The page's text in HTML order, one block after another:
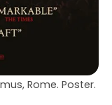
Rome. Poster.